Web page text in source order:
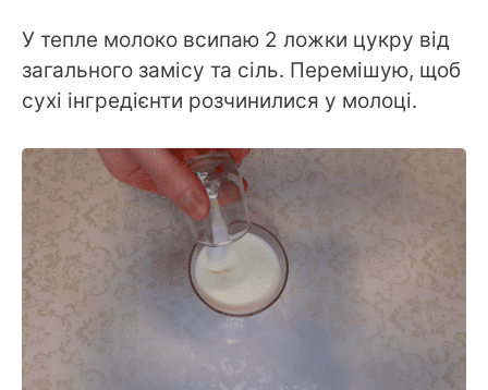
У тепле молоко всипаю 2 ложки цукру від
загального замісу та сіль. Перемішую, щоб
сухі інгредієнти розчинилися у молоці.